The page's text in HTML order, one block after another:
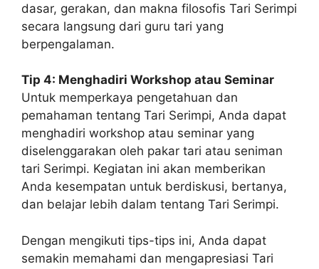
dasar, gerakan, dan makna filosofis Tari Serimpi
secara langsung dari guru tari yang
berpengalaman.
Tip 4: Menghadiri Workshop atau Seminar
Untuk memperkaya pengetahuan dan
pemahaman tentang Tari Serimpi, Anda dapat
menghadiri workshop atau seminar yang
diselenggarakan oleh pakar tari atau seniman
tari Serimpi. Kegiatan ini akan memberikan
Anda kesempatan untuk berdiskusi, bertanya,
dan belajar lebih dalam tentang Tari Serimpi.
Dengan mengikuti tips-tips ini, Anda dapat
semakin memahami dan mengapresiasi Tari